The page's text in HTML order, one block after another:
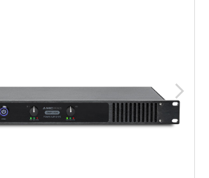
arrow_forward_ios